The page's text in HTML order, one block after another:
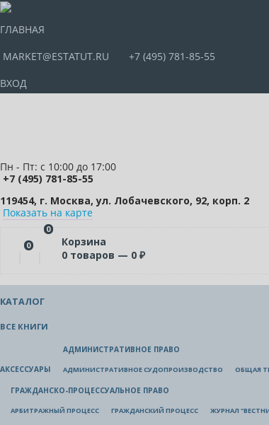
ГЛАВНАЯ
MARKET@ESTATUT.RU
+7 (495) 781-85-55
ВХОД
Пн - Пт: с 10:00 до 17:00
+7 (495) 781-85-55
119454, г. Москва, ул. Лобачевского, 92, корп. 2
Показать на карте
0
0
Корзина
0 товаров — 0 ₽
КАТАЛОГ
ВСЕ КНИГИ
АКСЕССУАРЫ
АДМИНИСТРАТИВНОЕ ПРАВО
АДМИНИСТРАТИВНОЕ СУДОПРОИЗВОДСТВО ОБЩАЯ
ГРАЖДАНСКО-ПРОЦЕССУАЛЬНОЕ ПРАВО
АРБИТРАЖНЫЙ ПРОЦЕСС ГРАЖДАНСКИЙ ПРОЦЕСС ЖУРНАЛ